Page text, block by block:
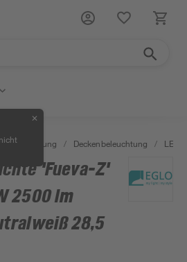
✕
/ Beleuchtung / Deckenbeleuchtung / LED-
'Fueva-Z'
2500 lm
28,5